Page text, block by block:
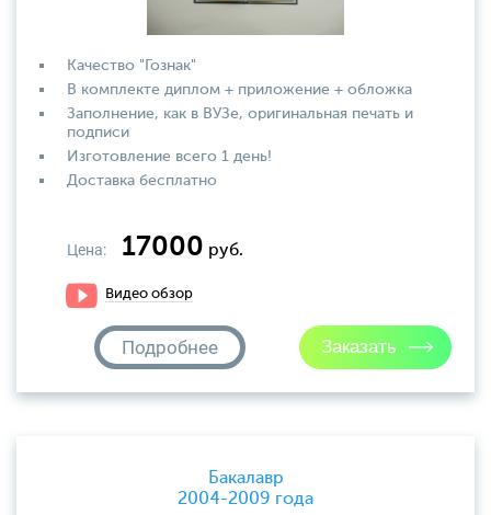
Качество "Гознак"
В комплекте диплом + приложение + обложка
Заполнение, как в ВУЗе, оригинальная печать и
подписи
Изготовление всего 1 день!
Доставка бесплатно
Цена: 17000 руб.
Видео обзор
Подробнее
Бакалавр
2004-2009 года